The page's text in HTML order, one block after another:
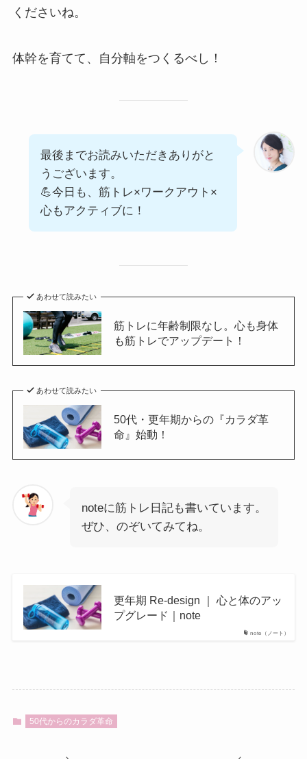
くださいね。
体幹を育てて、自分軸をつくるべし！
最後までお読みいただきありがと
うございます。
💪今日も、筋トレ×ワークアウト×
心もアクティブに！
あわせて読みたい
筋トレに年齢制限なし。心も身体
も筋トレでアップデート！
あわせて読みたい
50代・更年期からの『カラダ革
命』始動！
noteに筋トレ日記も書いています。
ぜひ、のぞいてみてね。
note（ノート）
更年期 Re-design ｜ 心と体のアッ
プグレード｜note
50代からのカラダ革命